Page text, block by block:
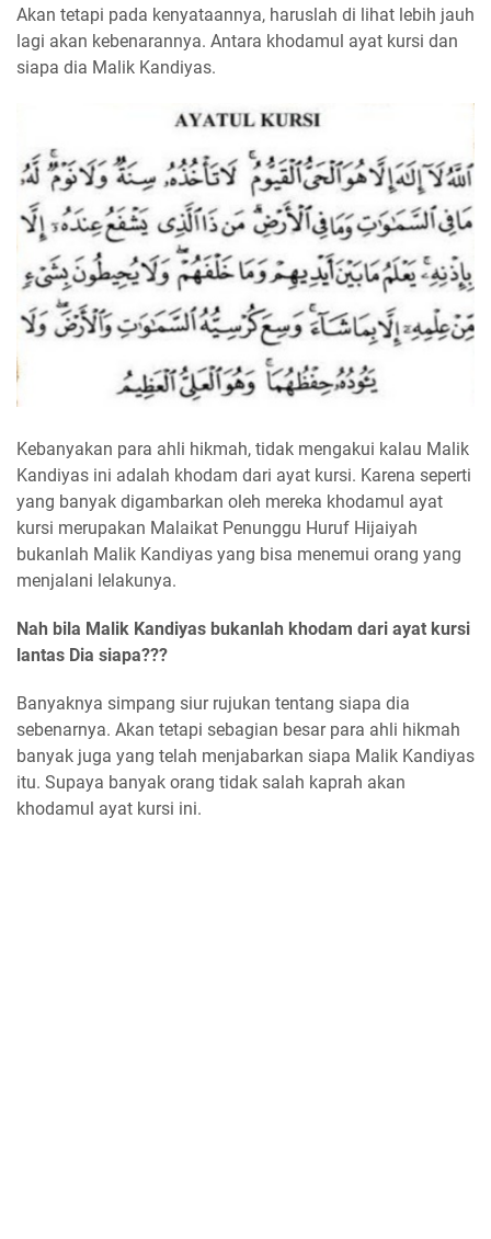
Akan tetapi pada kenyataannya, haruslah di lihat lebih jauh
lagi akan kebenarannya. Antara khodamul ayat kursi dan
siapa dia Malik Kandiyas.
Kebanyakan para ahli hikmah, tidak mengakui kalau Malik
Kandiyas ini adalah khodam dari ayat kursi. Karena seperti
yang banyak digambarkan oleh mereka khodamul ayat
kursi merupakan Malaikat Penunggu Huruf Hijaiyah
bukanlah Malik Kandiyas yang bisa menemui orang yang
menjalani lelakunya.
Nah bila Malik Kandiyas bukanlah khodam dari ayat kursi
lantas Dia siapa???
Banyaknya simpang siur rujukan tentang siapa dia
sebenarnya. Akan tetapi sebagian besar para ahli hikmah
banyak juga yang telah menjabarkan siapa Malik Kandiyas
itu. Supaya banyak orang tidak salah kaprah akan
khodamul ayat kursi ini.